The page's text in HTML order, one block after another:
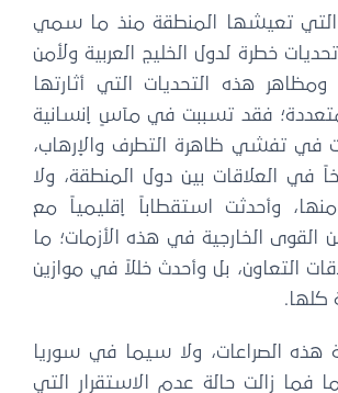
تعيشها المنطقة منذ ما سمي
خطرة لدول الخليج العربية ولأمن
هذه التحديات التي أثارتها
فقد تسببت في مآسٍ إنسانية
ظاهرة التطرف والإرهاب،
بين دول المنطقة، ولا
وأحدثت استقطاباً إقليمياً مع
الخارجية في هذه الأزمات؛ ما
بل وأحدث خللاً في موازين
الصراعات، ولا سيما في سوريا
زالت حالة عدم الاستقرار التي